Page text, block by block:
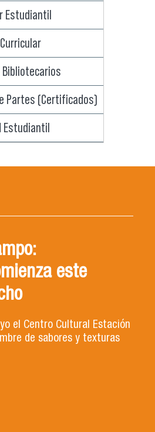
Estudiantil
Partes (Certificados)
Estudiantil
este
el Centro Cultural Estación
de sabores y texturas